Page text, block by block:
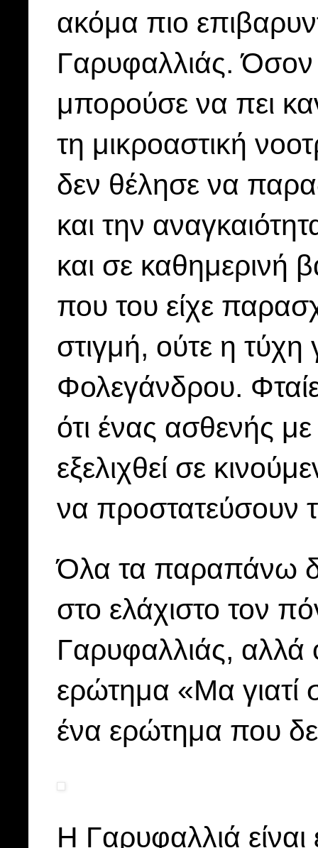
ακόμα πιο
Γαρυφαλλιάς. Όσον
μπορούσε να πει
τη μικροαστική
δεν θέλησε να
και την
και σε καθημερινή
που του είχε
στιγμή, ούτε η τύχη
Φολεγάνδρου.
ότι ένας ασθενής
εξελιχθεί σε
να προστατεύσουν
Όλα τα παραπάνω
στο ελάχιστο τον
Γαρυφαλλιάς, αλλά
ερώτημα «Μα γιατί
ένα ερώτημα που
Η Γαρυφαλλιά